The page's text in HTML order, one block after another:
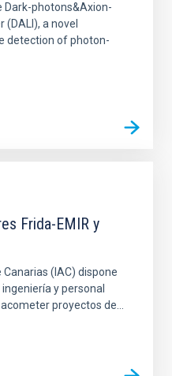
Dark-photons&Axion-
(DALI), a novel
detection of photon-
Frida-EMIR y
(IAC) dispone
y personal
proyectos de...